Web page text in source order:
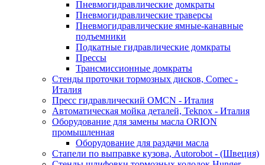
Пневмогидравлические домкраты
Пневмогидравлические траверсы
Пневмогидравлические ямные-канавные
подъемники
Подкатные гидравлические домкраты
Прессы
Трансмиссионные домкраты
Стенды проточки тормозных дисков, Comec -
Италия
Пресс гидравлический OMCN - Италия
Автоматическая мойка деталей, Teknox - Италия
Оборудование для замены масла ORION
промышленная
Оборудование для раздачи масла
Стапели по выправке кузова, Autorobot - (Швеция)